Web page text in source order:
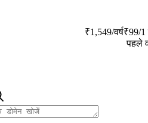
₹1,549/वर्ष₹99/1
पहले